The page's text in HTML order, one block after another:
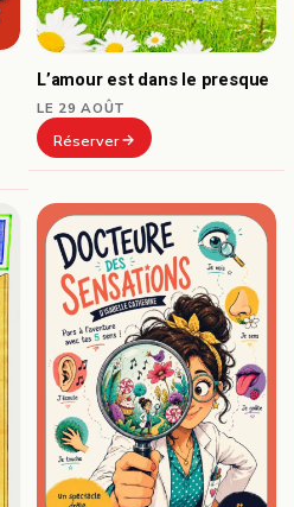
L’amour est dans le presque
LE 29 AOÛT
Réserver